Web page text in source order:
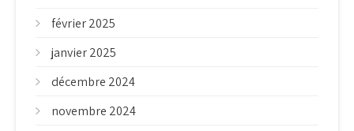
février 2025
janvier 2025
décembre 2024
novembre 2024